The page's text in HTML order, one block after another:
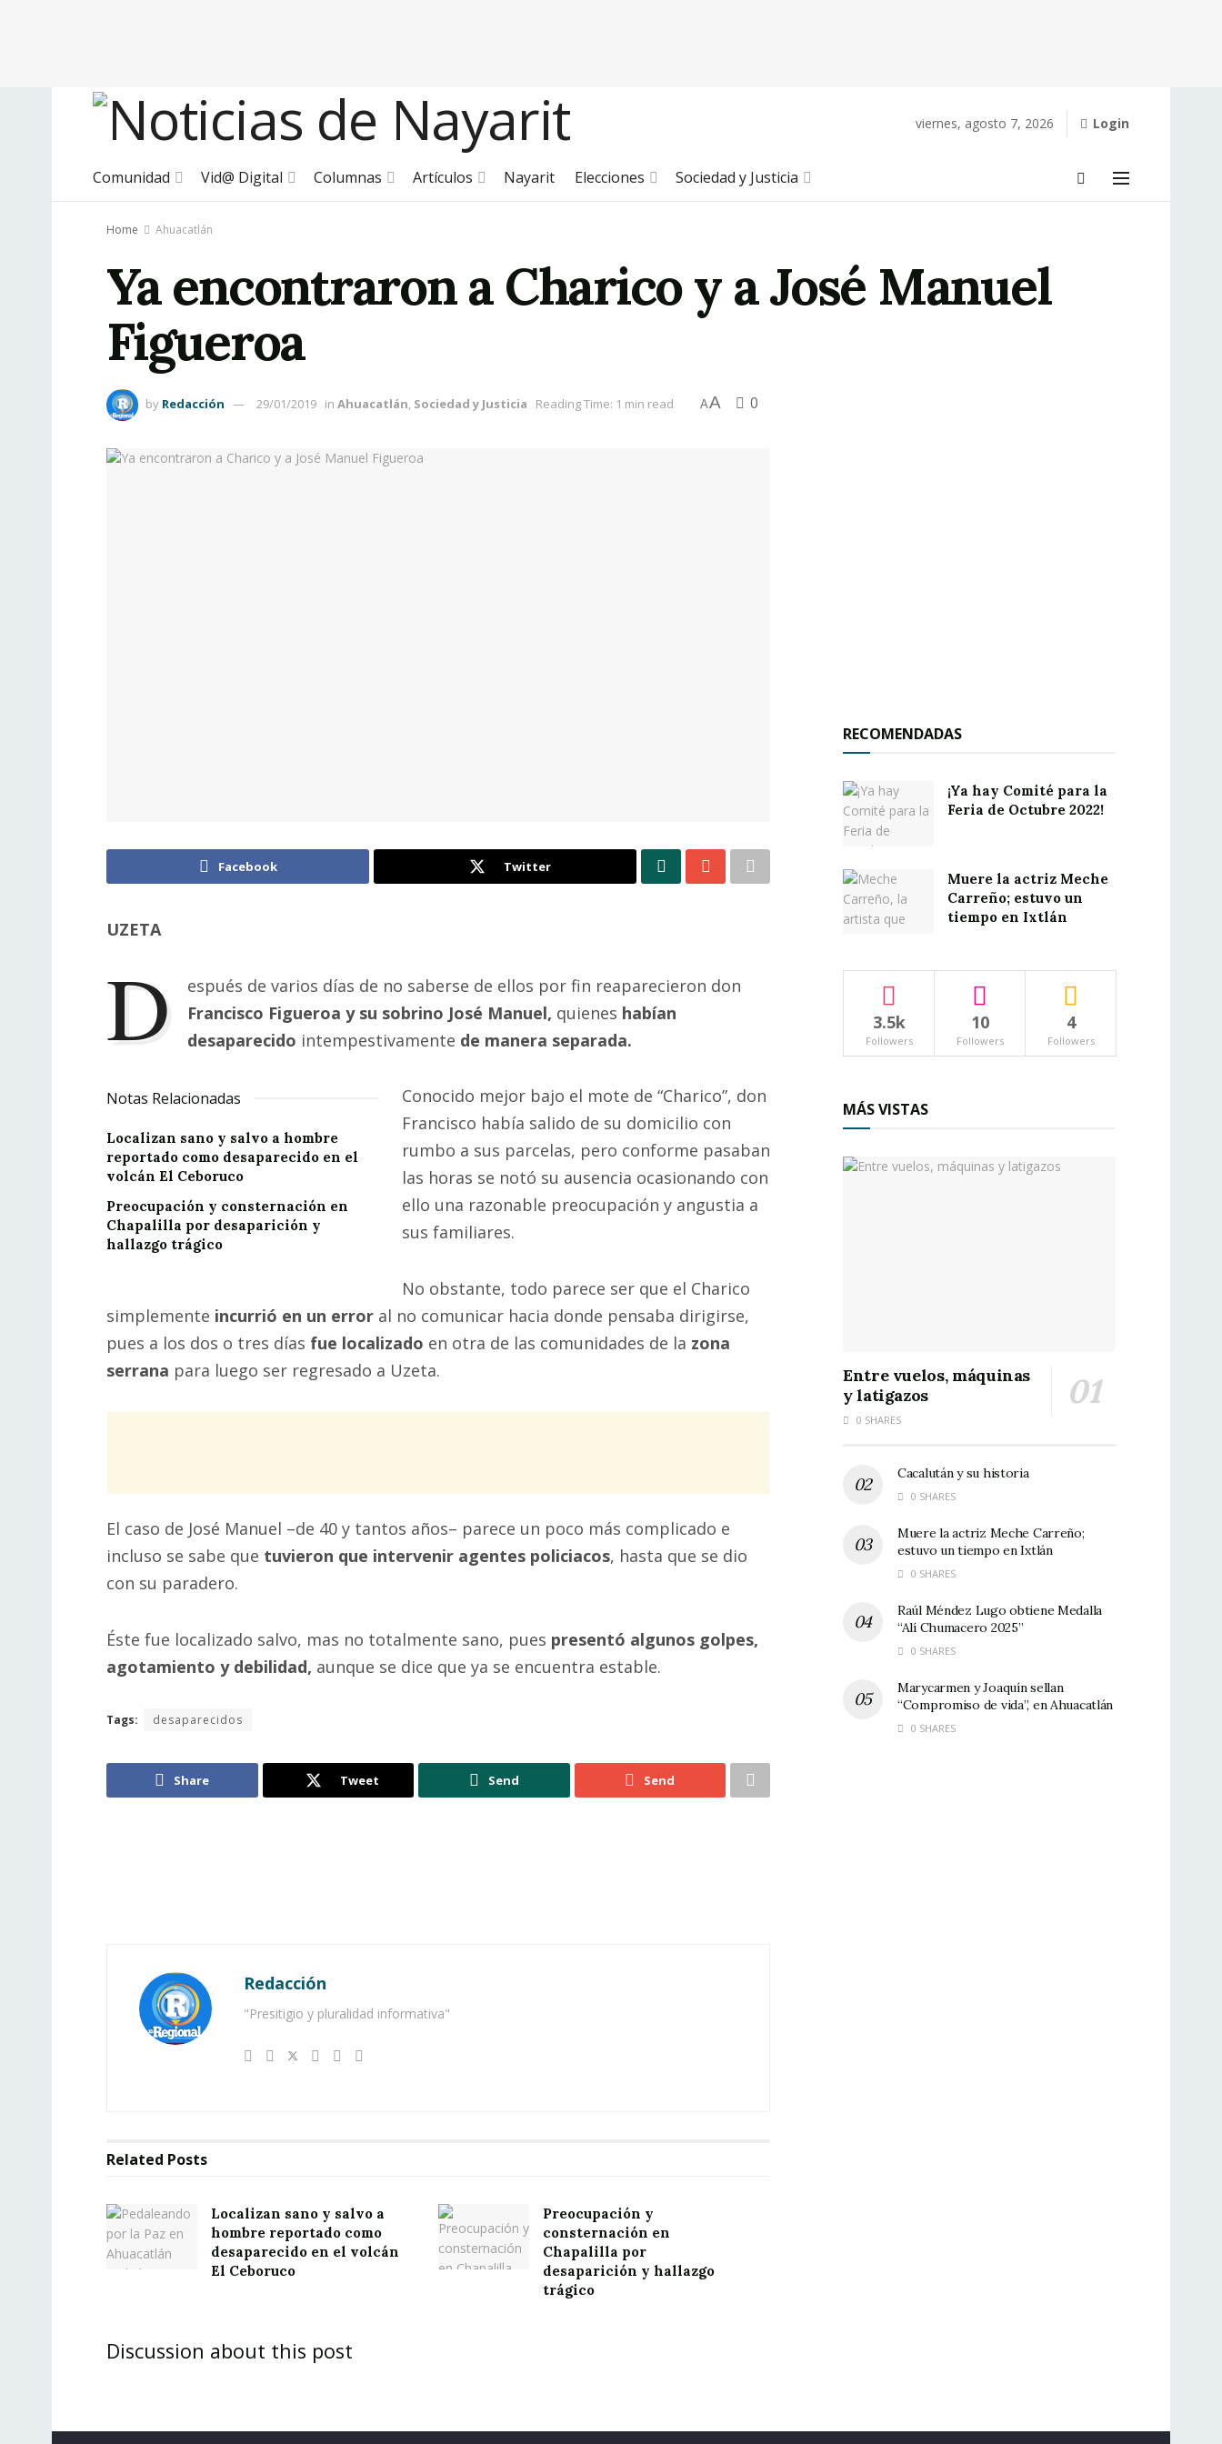
viernes, agosto 7, 2026 Login
Comunidad Vid@ Digital Columnas Artículos Nayarit Elecciones Sociedad y Justicia
Home Ahuacatlán
Ya encontraron a Charico y a José Manuel
Figueroa
by Redacción 29/01/2019 in Ahuacatlán, Sociedad y Justicia Reading Time: 1 min read AA 0
Facebook Twitter
UZETA
D
espués de varios días de no saberse de ellos por fin reaparecieron don
Francisco Figueroa y su sobrino José Manuel, quienes habían
desaparecido intempestivamente de manera separada.
Notas Relacionadas
Localizan sano y salvo a hombre
reportado como desaparecido en el
volcán El Ceboruco
Preocupación y consternación en
Chapalilla por desaparición y
hallazgo trágico
Conocido mejor bajo el mote de “Charico”, don
Francisco había salido de su domicilio con
rumbo a sus parcelas, pero conforme pasaban
las horas se notó su ausencia ocasionando con
ello una razonable preocupación y angustia a
sus familiares.
No obstante, todo parece ser que el Charico
simplemente incurrió en un error al no comunicar hacia donde pensaba dirigirse,
pues a los dos o tres días fue localizado en otra de las comunidades de la zona
serrana para luego ser regresado a Uzeta.
El caso de José Manuel –de 40 y tantos años– parece un poco más complicado e
incluso se sabe que tuvieron que intervenir agentes policiacos, hasta que se dio
con su paradero.
Éste fue localizado salvo, mas no totalmente sano, pues presentó algunos golpes,
agotamiento y debilidad, aunque se dice que ya se encuentra estable.
Tags: desaparecidos
Share Tweet Send Send
Redacción
"Presitigio y pluralidad informativa"
Related Posts
Localizan sano y salvo a
hombre reportado como
desaparecido en el volcán
El Ceboruco
Preocupación y
consternación en
Chapalilla por
desaparición y hallazgo
trágico
Discussion about this post
RECOMENDADAS
¡Ya hay Comité para la
Feria de Octubre 2022!
Muere la actriz Meche
Carreño; estuvo un
tiempo en Ixtlán
3.5k
Followers
10
Followers
4
Followers
MÁS VISTAS
Entre vuelos, máquinas
y latigazos
0 SHARES
Cacalután y su historia
0 SHARES
Muere la actriz Meche Carreño;
estuvo un tiempo en Ixtlán
0 SHARES
Raúl Méndez Lugo obtiene Medalla
“Alí Chumacero 2025”
0 SHARES
Marycarmen y Joaquín sellan
“Compromiso de vida”, en Ahuacatlán
0 SHARES